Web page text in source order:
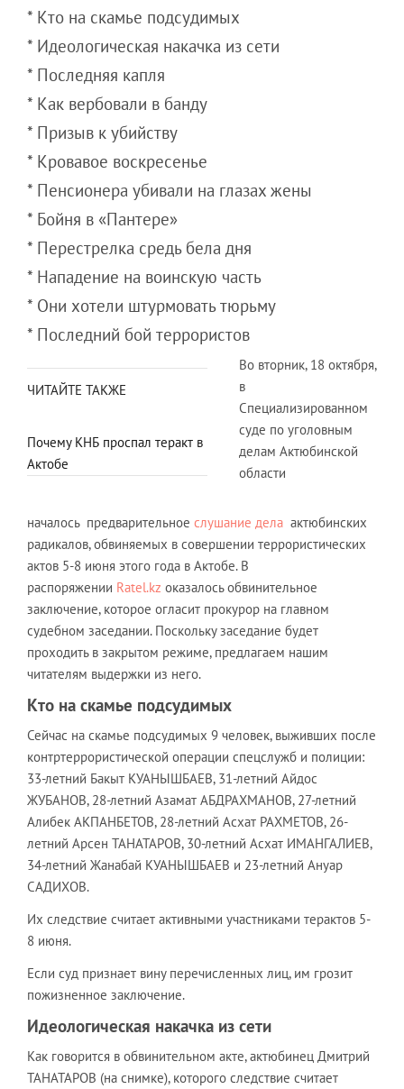
* Кто на скамье подсудимых
* Идеологическая накачка из сети
* Последняя капля
* Как вербовали в банду
* Призыв к убийству
* Кровавое воскресенье
* Пенсионера убивали на глазах жены
* Бойня в «Пантере»
* Перестрелка средь бела дня
* Нападение на воинскую часть
* Они хотели штурмовать тюрьму
* Последний бой террористов
ЧИТАЙТЕ ТАКЖЕ
Почему КНБ проспал теракт в
Актобе
Во вторник, 18 октября,
в
Специализированном
суде по уголовным
делам Актюбинской
области
началось предварительное слушание дела актюбинских
радикалов, обвиняемых в совершении террористических
актов 5-8 июня этого года в Актобе. В
распоряжении Ratel.kz оказалось обвинительное
заключение, которое огласит прокурор на главном
судебном заседании. Поскольку заседание будет
проходить в закрытом режиме, предлагаем нашим
читателям выдержки из него.
Кто на скамье подсудимых
Сейчас на скамье подсудимых 9 человек, выживших после
контртеррористической операции спецслужб и полиции:
33-летний Бакыт КУАНЫШБАЕВ, 31-летний Айдос
ЖУБАНОВ, 28-летний Азамат АБДРАХМАНОВ, 27-летний
Алибек АКПАНБЕТОВ, 28-летний Асхат РАХМЕТОВ, 26-
летний Арсен ТАНАТАРОВ, 30-летний Асхат ИМАНГАЛИЕВ,
34-летний Жанабай КУАНЫШБАЕВ и 23-летний Ануар
САДИХОВ.
Их следствие считает активными участниками терактов 5-
8 июня.
Если суд признает вину перечисленных лиц, им грозит
пожизненное заключение.
Идеологическая накачка из сети
Как говорится в обвинительном акте, актюбинец Дмитрий
ТАНАТАРОВ (на снимке), которого следствие считает